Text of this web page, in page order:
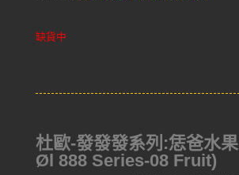
缺貨中
杜歐-發發發系列:恁爸水
Øl 888 Series-08 Fruit)